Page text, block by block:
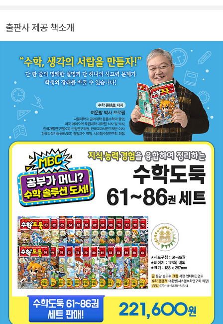
력 수학퀴즈> <메이플 매쓰> <수학도둑 수학동화>의 수학 콘텐츠
출판사 제공 책소개